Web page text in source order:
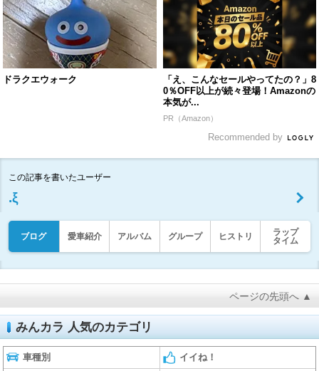
ドラクエウォーク
「え、こんなセールやってたの？」8
0％OFF以上が続々登場！Amazonの
本気が...
PR（Amazon）
Recommended by
この記事を書いたユーザー
.ξ
ブログ 愛車紹介 アルバム グループ ヒストリ
ラップ
タイム
ページの先頭へ ▲
みんカラ 人気のカテゴリ
車種別 イイね！